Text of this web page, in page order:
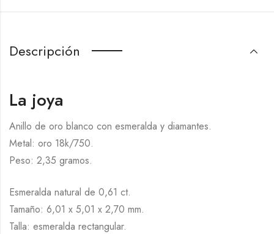
Descripción
La joya
Anillo de oro blanco con esmeralda y diamantes.
Metal: oro 18k/750.
Peso: 2,35 gramos.
Esmeralda natural de 0,61 ct.
Tamaño: 6,01 x 5,01 x 2,70 mm.
Talla: esmeralda rectangular.